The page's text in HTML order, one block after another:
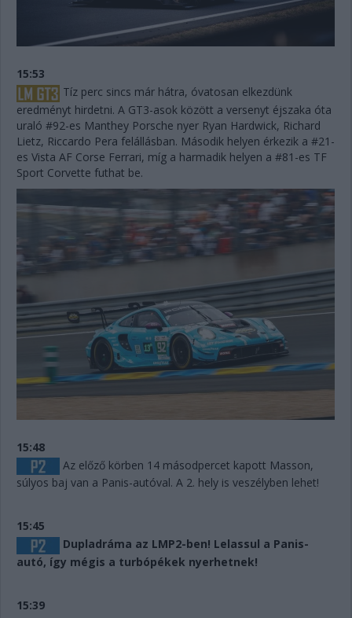
15:53
Tíz perc sincs már hátra, óvatosan elkezdünk
eredményt hirdetni. A GT3-asok között a versenyt éjszaka óta
uraló #92-es Manthey Porsche nyer Ryan Hardwick, Richard
Lietz, Riccardo Pera felállásban. Második helyen érkezik a #21-
es Vista AF Corse Ferrari, míg a harmadik helyen a #81-es TF
Sport Corvette futhat be.
15:48
Az előző körben 14 másodpercet kapott Masson,
súlyos baj van a Panis-autóval. A 2. hely is veszélyben lehet!
15:45
Dupladráma az LMP2-ben! Lelassul a Panis-
autó, így mégis a turbópékek nyerhetnek!
15:39